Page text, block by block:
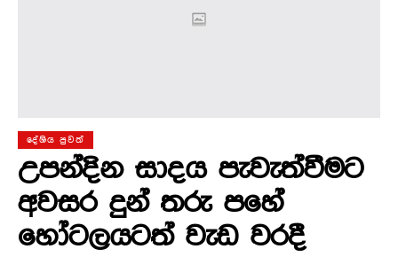
දේශිය පුවත්
උපන්දින සාදය පැවැත්වීමට
අවසර දුන් තරු පහේ
හෝටලයටත් වැඩ වරදී